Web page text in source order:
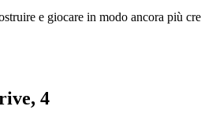
e giocare in modo ancora più
4